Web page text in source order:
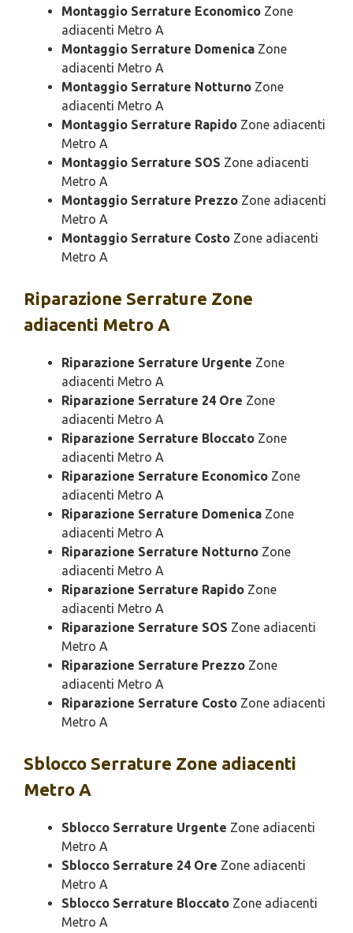
Montaggio Serrature Economico Zone
adiacenti Metro A
Montaggio Serrature Domenica Zone
adiacenti Metro A
Montaggio Serrature Notturno Zone
adiacenti Metro A
Montaggio Serrature Rapido Zone adiacenti
Metro A
Montaggio Serrature SOS Zone adiacenti
Metro A
Montaggio Serrature Prezzo Zone adiacenti
Metro A
Montaggio Serrature Costo Zone adiacenti
Metro A
Riparazione Serrature Zone
adiacenti Metro A
Riparazione Serrature Urgente Zone
adiacenti Metro A
Riparazione Serrature 24 Ore Zone
adiacenti Metro A
Riparazione Serrature Bloccato Zone
adiacenti Metro A
Riparazione Serrature Economico Zone
adiacenti Metro A
Riparazione Serrature Domenica Zone
adiacenti Metro A
Riparazione Serrature Notturno Zone
adiacenti Metro A
Riparazione Serrature Rapido Zone
adiacenti Metro A
Riparazione Serrature SOS Zone adiacenti
Metro A
Riparazione Serrature Prezzo Zone
adiacenti Metro A
Riparazione Serrature Costo Zone adiacenti
Metro A
Sblocco Serrature Zone adiacenti
Metro A
Sblocco Serrature Urgente Zone adiacenti
Metro A
Sblocco Serrature 24 Ore Zone adiacenti
Metro A
Sblocco Serrature Bloccato Zone adiacenti
Metro A